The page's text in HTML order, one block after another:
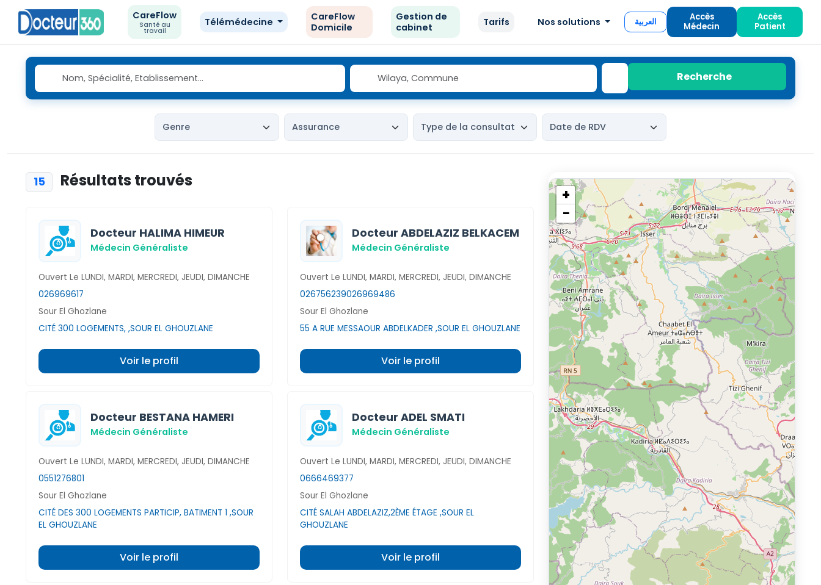
CareFlow
Santé au
travail
Télémédecine
CareFlow
Domicile
Gestion de
cabinet
Tarifs Nos solutions العربية
Accès
Médecin
Accès
Patient
Recherche
15 Résultats trouvés
Docteur HALIMA HIMEUR
Médecin Généraliste
Ouvert Le LUNDI, MARDI, MERCREDI, JEUDI, DIMANCHE
026969617
Sour El Ghozlane
CITÉ 300 LOGEMENTS, ,SOUR EL GHOUZLANE
Voir le profil
Docteur ABDELAZIZ BELKACEM
Médecin Généraliste
Ouvert Le LUNDI, MARDI, MERCREDI, JEUDI, DIMANCHE
026756239026969486
Sour El Ghozlane
55 A RUE MESSAOUR ABDELKADER ,SOUR EL GHOUZLANE
Voir le profil
Docteur BESTANA HAMERI
Médecin Généraliste
Ouvert Le LUNDI, MARDI, MERCREDI, JEUDI, DIMANCHE
0551276801
Sour El Ghozlane
CITÉ DES 300 LOGEMENTS PARTICIP, BATIMENT 1 ,SOUR
EL GHOUZLANE
Voir le profil
Docteur ADEL SMATI
Médecin Généraliste
Ouvert Le LUNDI, MARDI, MERCREDI, JEUDI, DIMANCHE
0666469377
Sour El Ghozlane
CITÉ SALAH ABDELAZIZ,2ÈME ÉTAGE ,SOUR EL
GHOUZLANE
Voir le profil
+
−